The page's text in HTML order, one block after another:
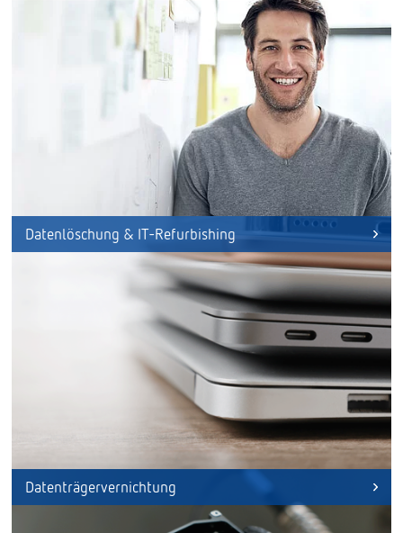
Datenlöschung & IT-Refurbishing
Datenträgervernichtung